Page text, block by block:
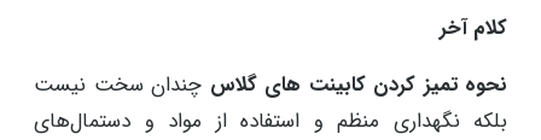
کلام آخر
نحوه تمیز کردن کابینت های گلاسچندان سخت نیست
بلکه نگهداری منظم و استفاده از مواد و دستمال‌های